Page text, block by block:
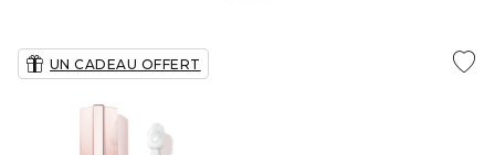
UN CADEAU OFFERT